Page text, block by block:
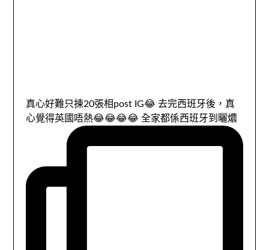
真心好難只揀20張相post IG😂 去完西班牙後，真
心覺得英國唔熱😂😂😂😂 全家都係西班牙到曬燶